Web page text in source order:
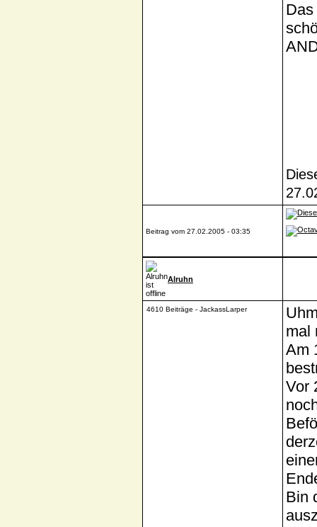
Beitrag vom 27.02.2005 - 03:35
Alruhn
4610 Beiträge - JackassLarper
mal
Am
Vor
Bin